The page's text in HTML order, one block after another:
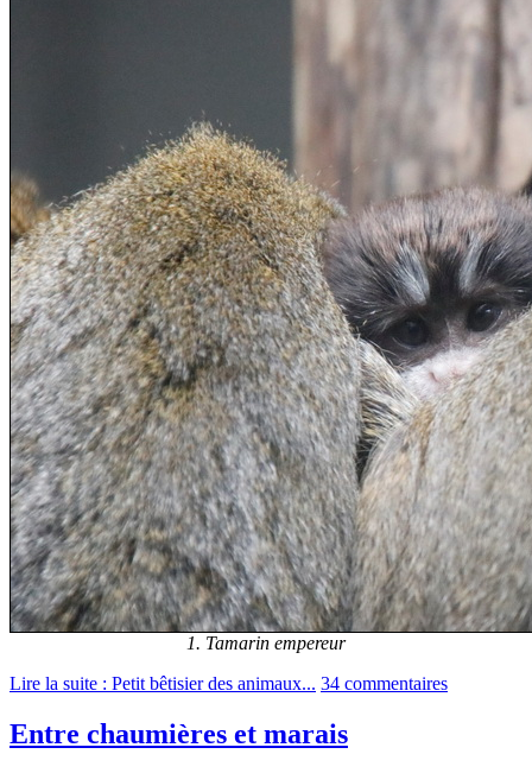
1. Tamarin empereur
Lire la suite : Petit bêtisier des animaux... 34 commentaires
Entre chaumières et marais